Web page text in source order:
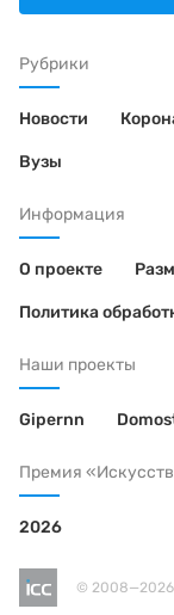
Рубрики
Новости
Вузы
Информация
О проекте
Политика
Наши проекты
Gipernn
Премия
2026
©